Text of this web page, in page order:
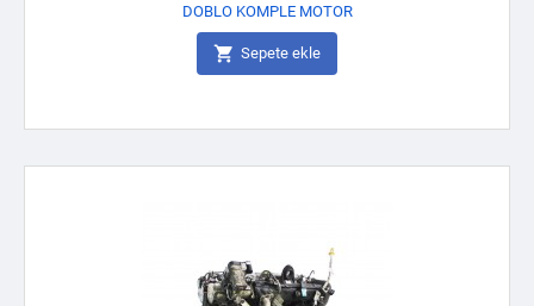
DOBLO KOMPLE MOTOR
 Sepete ekle